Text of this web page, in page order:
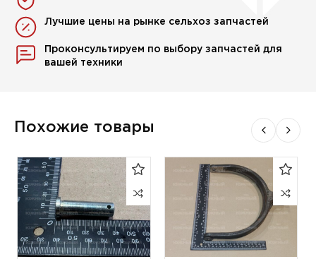
Лучшие цены на рынке сельхоз запчастей
Проконсультируем по выбору запчастей для
вашей техники
Похожие товары